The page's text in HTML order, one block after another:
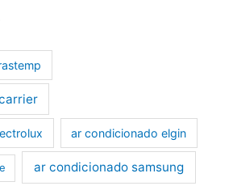
ar condicionado elgin
ar condicionado samsung